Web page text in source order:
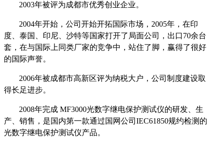
2003年被评为成都市优秀创业企业。
2004年开始，公司开始开拓国际市场，2005年，在印
度、泰国、印尼、沙特等国家打开了局面公司，出口70余台
套，在与国际上同类厂家的竞争中，站住了脚，赢得了很好
的国际声誉。
2006年被成都市高新区评为纳税大户，公司制度建设取
得长足进步。
2008年完成 MF3000光数字继电保护测试仪的研发、生
产、销售，是国内第一款通过国网公司IEC61850规约检测的
光数字继电保护测试仪产品。